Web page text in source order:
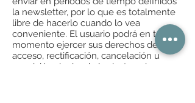
la newsletter, por lo que es totalmente
libre de hacerlo cuando lo vea
conveniente. El usuario podrá en todo
momento ejercer sus derechos de
acceso, rectificación, cancelación u
oposición siguiendo las instrucciones